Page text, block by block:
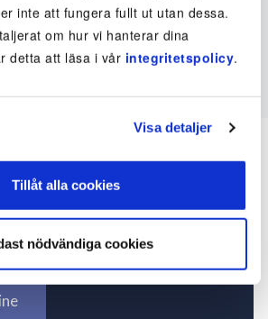
inte att fungera fullt ut utan dessa.
om hur vi hanterar dina
detta att läsa i vår integritetspolicy.
Visa detaljer
Tillåt alla cookies
nödvändiga cookies
ännu? Kom